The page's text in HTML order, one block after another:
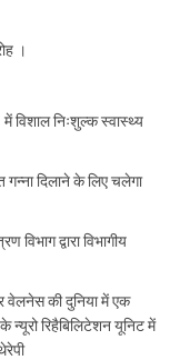
।
विशाल निःशुल्क स्वास्थ्य
गन्ना दिलाने के लिए चलेगा
द्वारा विभागीय
की दुनिया में एक
न्यूरो रिहैबिलिटेशन यूनिट में